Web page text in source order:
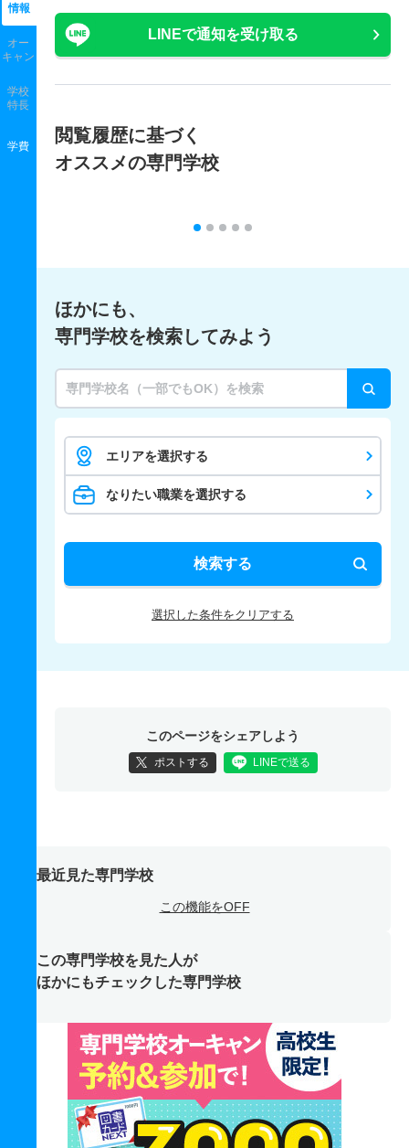
情報
オー
キャン
学校
特長
学費
LINEで通知を受け取る
閲覧履歴に基づく
オススメの専門学校
ほかにも、
専門学校を検索してみよう
エリアを選択する
なりたい職業を選択する
検索する
選択した条件をクリアする
このページをシェアしよう
ポストする LINEで送る
最近見た専門学校
この機能をOFF
この専門学校を見た人が
ほかにもチェックした専門学校